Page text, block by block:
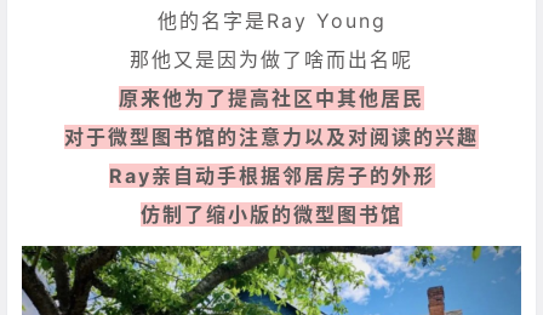
他的名字是Ray Young
那他又是因为做了啥而出名呢
原来他为了提高社区中其他居民
对于微型图书馆的注意力以及对阅读的兴趣
Ray亲自动手根据邻居房子的外形
仿制了缩小版的微型图书馆